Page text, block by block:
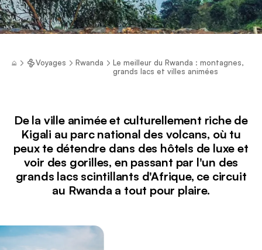
Voyages Rwanda
Le meilleur du Rwanda : montagnes,
grands lacs et villes animées
De la ville animée et culturellement riche de
Kigali au parc national des volcans, où tu
peux te détendre dans des hôtels de luxe et
voir des gorilles, en passant par l'un des
grands lacs scintillants d'Afrique, ce circuit
au Rwanda a tout pour plaire.